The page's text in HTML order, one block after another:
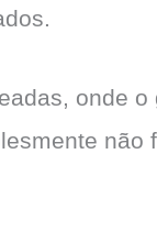
onde o
não